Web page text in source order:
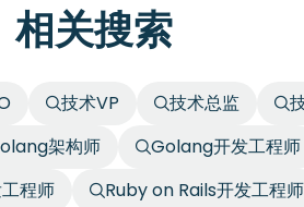
相关搜索
技术VP 技术总监
架构师 Golang开发工程师
程师 Ruby on Rails开发工程师